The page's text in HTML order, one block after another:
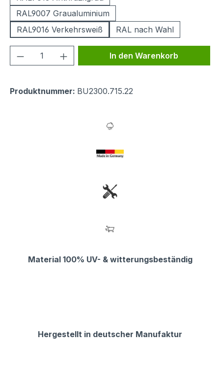
RAL9007 Graualuminium
RAL9016 Verkehrsweiß
RAL nach Wahl
Produkt Anzahl: Gib denIn den Warenkorb
Produktnummer: BU2300.715.22
Material 100% UV- & witterungsbeständig
Hergestellt in deutscher Manufaktur